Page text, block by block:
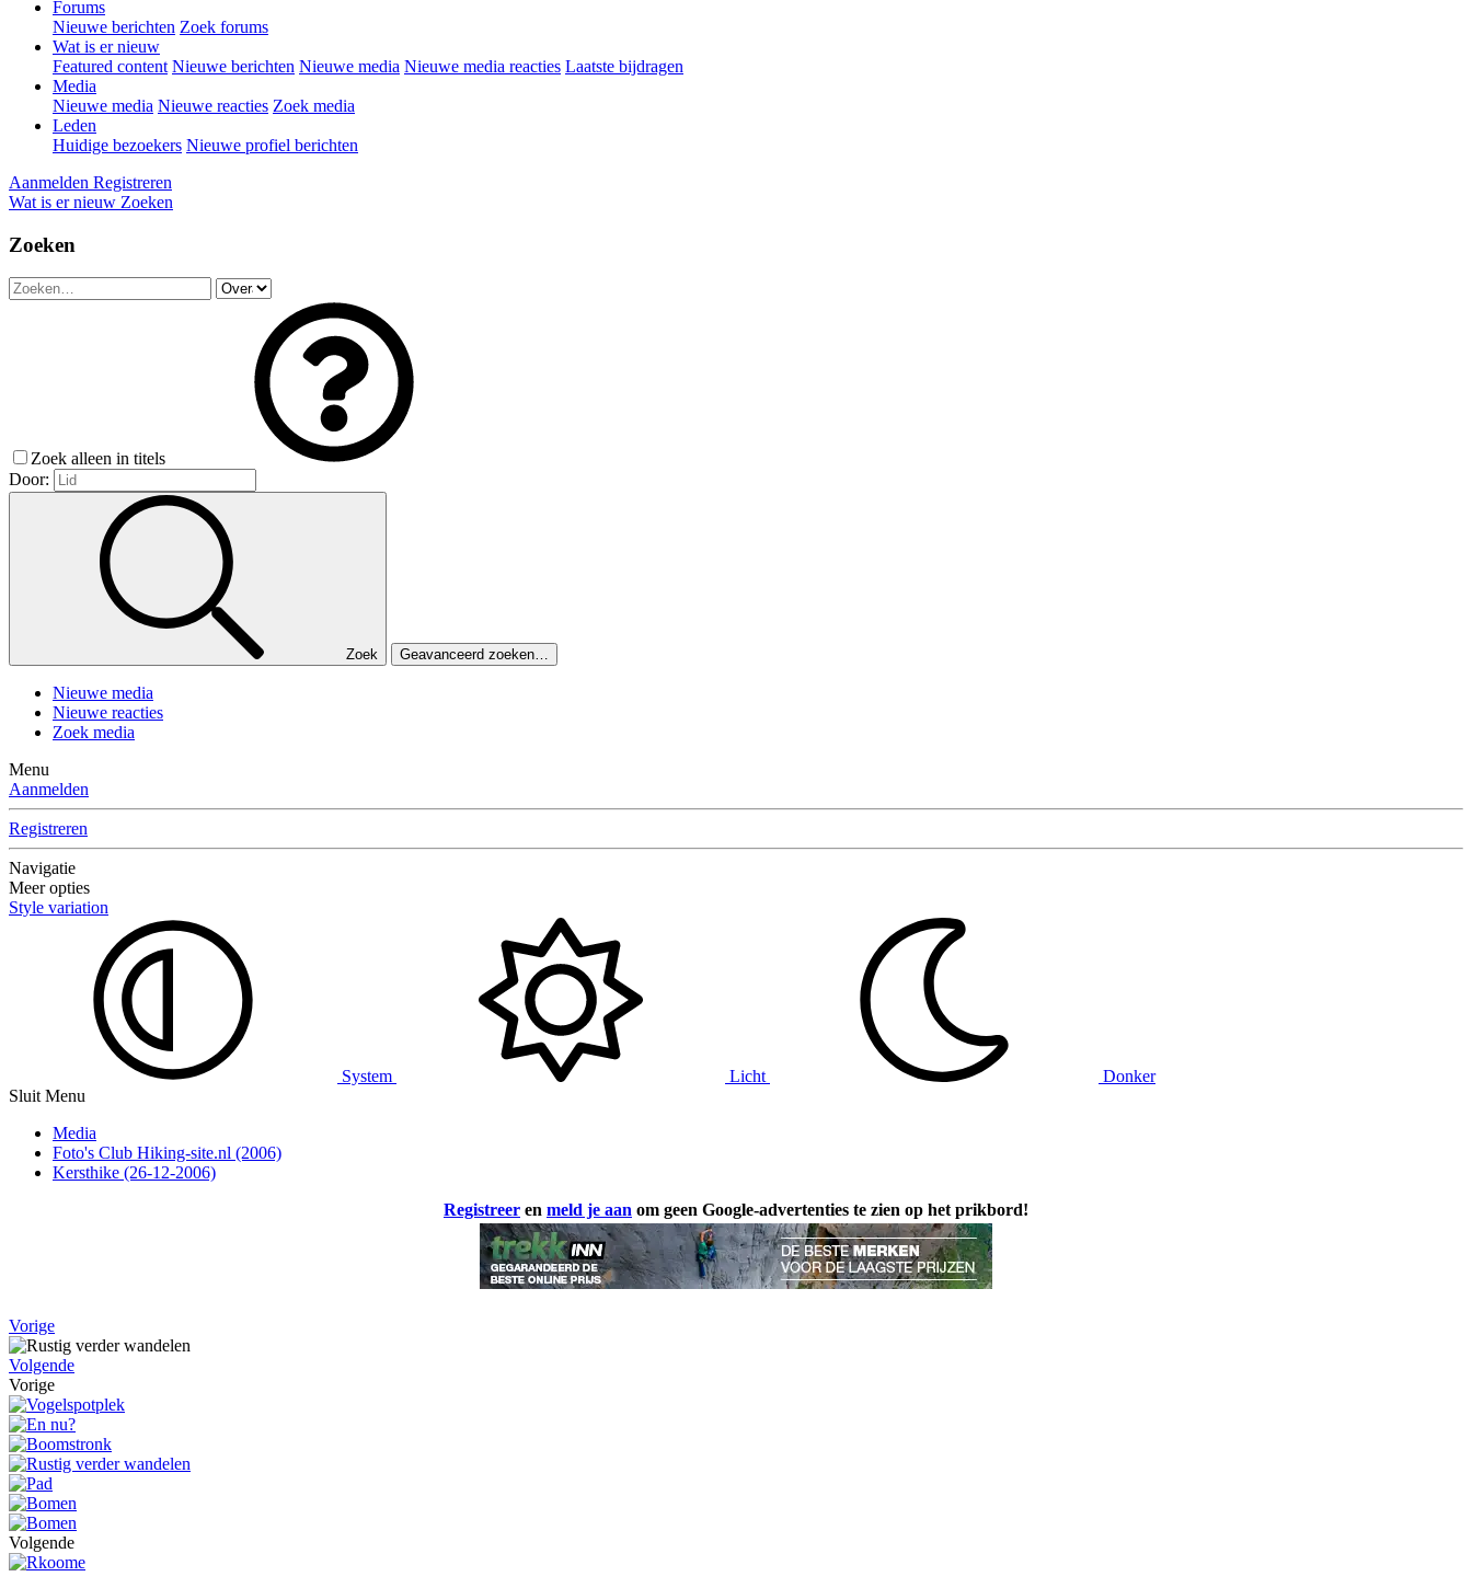
Forums
Nieuwe berichten Zoek forums
Wat is er nieuw
Featured content Nieuwe berichten Nieuwe media Nieuwe media reacties Laatste bijdragen
Media
Nieuwe media Nieuwe reacties Zoek media
Leden
Huidige bezoekers Nieuwe profiel berichten
Aanmelden Registreren
Wat is er nieuw Zoeken
Zoeken
Zoek alleen in titels
Door:
Zoek Geavanceerd zoeken…
Nieuwe media
Nieuwe reacties
Zoek media
Menu
Aanmelden
Registreren
Navigatie
Meer opties
Style variation
System Licht
Donker
Sluit Menu
Media
Foto's Club Hiking-site.nl (2006)
Kersthike (26-12-2006)
Registreer en meld je aan om geen Google-advertenties te zien op het prikbord!
Vorige
Volgende
Vorige
Volgende